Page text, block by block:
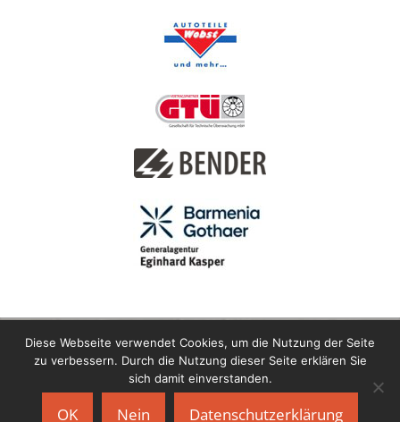
Diese Webseite verwendet Cookies, um die Nutzung der Seite
zu verbessern. Durch die Nutzung dieser Seite erklären Sie
sich damit einverstanden.
OK Nein Datenschutzerklärung